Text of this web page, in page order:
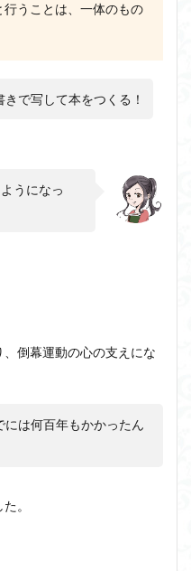
うことは、一体のもの
で写して本をつくる！
うになっ
倒幕運動の心の支えにな
には何百年もかかったん
。